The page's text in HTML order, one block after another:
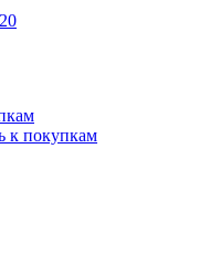
к покупкам